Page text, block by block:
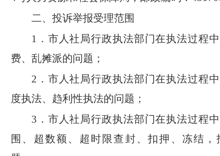
二、投诉举报受理范围
1．市人社局行政执法部门在执法过程
费、乱摊派的问题；
2．市人社局行政执法部门在执法过程
度执法、趋利性执法的问题；
3．市人社局行政执法部门在执法过程
围、超数额、超时限查封、扣押、冻结，